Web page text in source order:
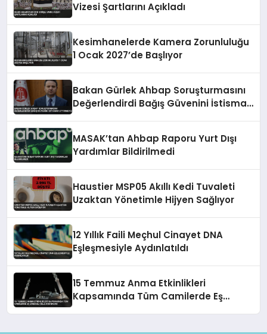
Vizesi Şartlarını Açıkladı
Kesimhanelerde Kamera Zorunluluğu
1 Ocak 2027’de Başlıyor
Bakan Gürlek Ahbap Soruşturmasını
Değerlendirdi Bağış Güvenini İstismar
MASAK’tan Ahbap Raporu Yurt Dışı
Yardımlar Bildirilmedi
Haustier MSP05 Akıllı Kedi Tuvaleti
Uzaktan Yönetimle Hijyen Sağlıyor
12 Yıllık Faili Meçhul Cinayet DNA
Eşleşmesiyle Aydınlatıldı
15 Temmuz Anma Etkinlikleri
Kapsamında Tüm Camilerde Eş